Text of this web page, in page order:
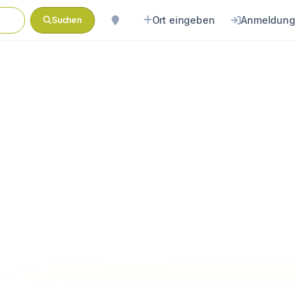
Suchen Ort eingeben Anmeldung